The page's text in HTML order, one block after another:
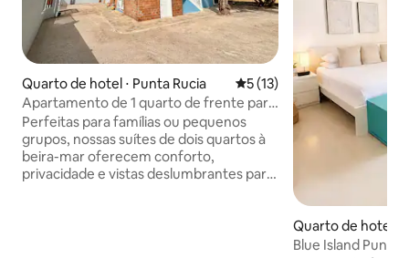
Quarto de hotel ⋅ Punta Rucia 5 de uma avaliação média
5 (13)
Apartamento de 1 quarto de frente para
o mar
Perfeitas para famílias ou pequenos
grupos, nossas suítes de dois quartos à
beira-mar oferecem conforto,
privacidade e vistas deslumbrantes para
Quarto de hotel ⋅
Blue Island Punta